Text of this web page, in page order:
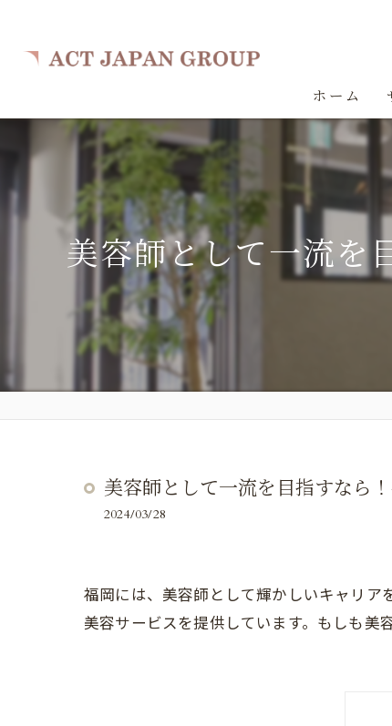
ホーム
美容師として一流を
美容師として一流を目指すなら
2024/03/28
福岡には、美容師として輝かしいキャリア
美容サービスを提供しています。もしも美